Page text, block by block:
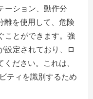
ーション、動作分
離を使用して、危険
ことができます。強
設定されており、ロ
ださい。これは、
ティを識別するため